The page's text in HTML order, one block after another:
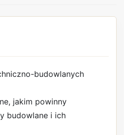
budowlanych
jakim powinny
budowlane i ich